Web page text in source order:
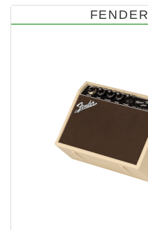
FENDER